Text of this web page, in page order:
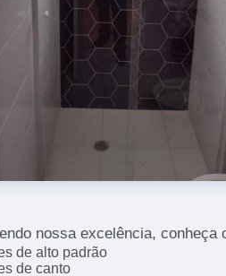
nossa excelência, conheça
de alto padrão
de canto